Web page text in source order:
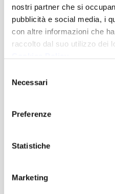
nostri partner che si
pubblicità e social media, i
con altre informazioni che
raccolto dal suo utilizzo dei
delNecessari
Preferenze
Statistiche
Marketing
Selezioni concluse